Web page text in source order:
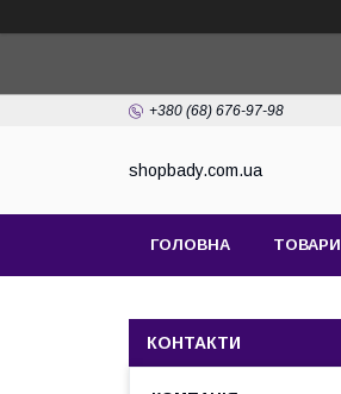
+380 (68) 676-97-98
shopbady.com.ua
ГОЛОВНА ТОВАРИ
КОНТАКТИ